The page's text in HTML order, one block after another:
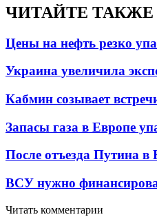
ЧИТАЙТЕ ТАКЖЕ
Цены на нефть резко
Украина увеличила
Кабмин созывает
Запасы газа в Европе
После отъезда Путина в
ВСУ нужно
Читать комментарии